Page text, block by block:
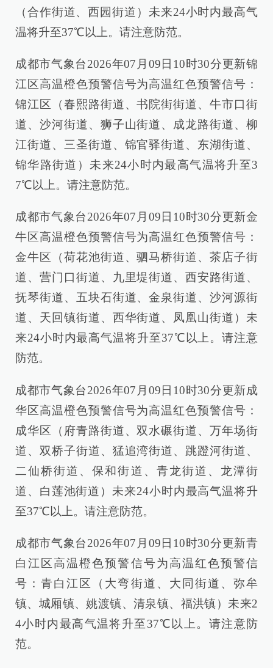
（合作街道、西园街道）未来24小时内最高气
温将升至37℃以上。请注意防范。
成都市气象台2026年07月09日10时30分更新锦
江区高温橙色预警信号为高温红色预警信号：
锦江区（春熙路街道、书院街街道、牛市口街
道、沙河街道、狮子山街道、成龙路街道、柳
江街道、三圣街道、锦官驿街道、东湖街道、
锦华路街道）未来24小时内最高气温将升至3
7℃以上。请注意防范。
成都市气象台2026年07月09日10时30分更新金
牛区高温橙色预警信号为高温红色预警信号：
金牛区（荷花池街道、驷马桥街道、茶店子街
道、营门口街道、九里堤街道、西安路街道、
抚琴街道、五块石街道、金泉街道、沙河源街
道、天回镇街道、西华街道、凤凰山街道）未
来24小时内最高气温将升至37℃以上。请注意
防范。
成都市气象台2026年07月09日10时30分更新成
华区高温橙色预警信号为高温红色预警信号：
成华区（府青路街道、双水碾街道、万年场街
道、双桥子街道、猛追湾街道、跳蹬河街道、
二仙桥街道、保和街道、青龙街道、龙潭街
道、白莲池街道）未来24小时内最高气温将升
至37℃以上。请注意防范。
成都市气象台2026年07月09日10时30分更新青
白江区高温橙色预警信号为高温红色预警信
号：青白江区（大弯街道、大同街道、弥牟
镇、城厢镇、姚渡镇、清泉镇、福洪镇）未来2
4小时内最高气温将升至37℃以上。请注意防
范。